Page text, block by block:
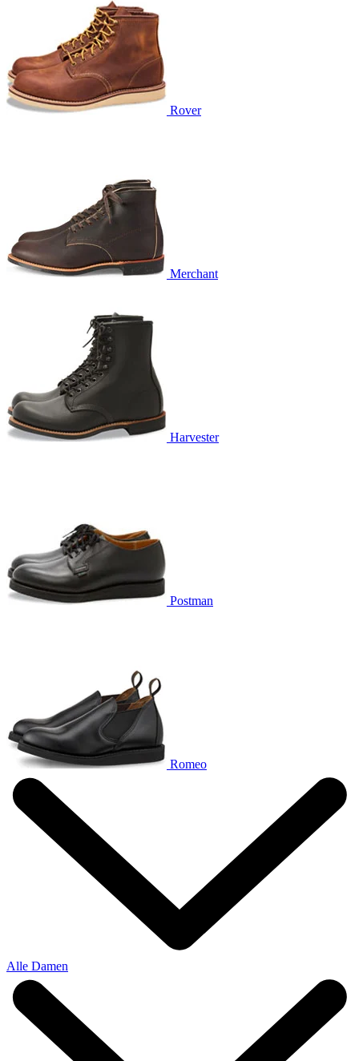
Rover
Merchant
Harvester
Postman
Romeo
Alle Damen